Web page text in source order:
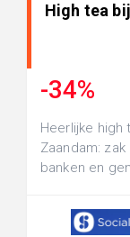
High tea
-34%
Heerlijke high
Zaandam:
banken en